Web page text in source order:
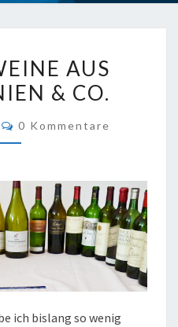
EINE A
US K
C
AUS K
& CO.
Kommentare
0 Kommentare
ich bislang so wenig